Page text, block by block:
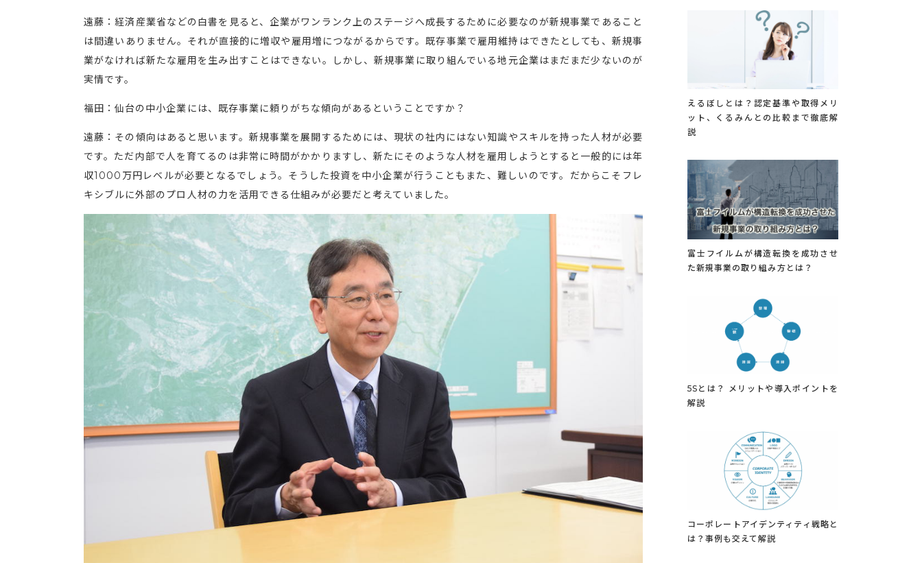
遠藤：経済産業省などの白書を見ると、企業がワンランク上のステージへ成長するために必要なのが新規事業であること
は間違いありません。それが直接的に増収や雇用増につながるからです。既存事業で雇用維持はできたとしても、新規事
業がなければ新たな雇用を生み出すことはできない。しかし、新規事業に取り組んでいる地元企業はまだまだ少ないのが
実情です。
福田：仙台の中小企業には、既存事業に頼りがちな傾向があるということですか？
遠藤：その傾向はあると思います。新規事業を展開するためには、現状の社内にはない知識やスキルを持った人材が必要
です。ただ内部で人を育てるのは非常に時間がかかりますし、新たにそのような人材を雇用しようとすると一般的には年
収1000万円レベルが必要となるでしょう。そうした投資を中小企業が行うこともまた、難しいのです。だからこそフレ
キシブルに外部のプロ人材の力を活用できる仕組みが必要だと考えていました。
えるぼしとは？認定基準や取得メリ
ット、くるみんとの比較まで徹底解
説
富士フイルムが構造転換を成功させ
た新規事業の取り組み方とは？
5Sとは？ メリットや導入ポイントを
解説
コーポレートアイデンティティ戦略と
は？事例も交えて解説